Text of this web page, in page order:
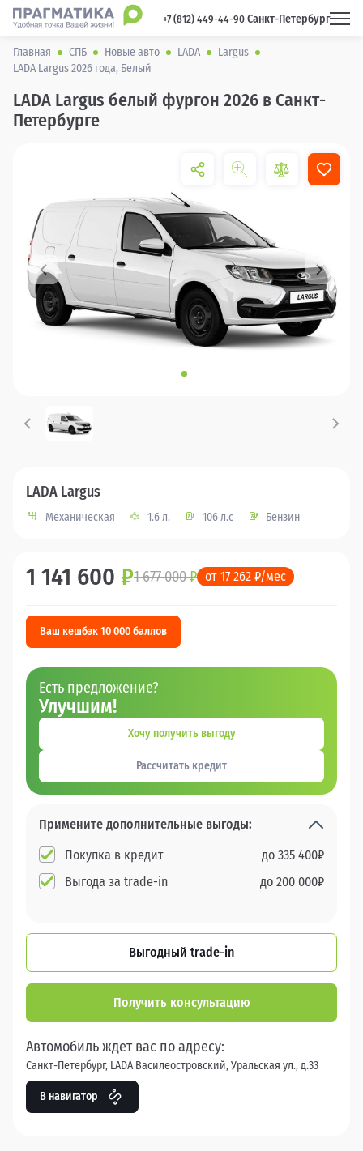
+7 (812) 449-44-90 Санкт-Петербург
Главная СПБ Новые авто LADA
Largus
LADA Largus 2026 года, Белый
LADA Largus белый фургон 2026 в Санкт-
Петербурге
LADA Largus
Механическая 1.6 л. 106 л.с Бензин
1 141 600 ₽1 677 000₽ от 17 262 ₽/мес
Ваш кешбэк 10 000 баллов
Есть предложение?
Улучшим!
Хочу получить выгоду
Рассчитать кредит
Примените дополнительные выгоды:
Покупка в кредит
до 335 400₽
Выгода за trade-in
до 200 000₽
Выгодный trade-in
Получить консультацию
Автомобиль ждет вас по адресу:
Санкт-Петербург, LADA Василеостровский, Уральская ул., д.33
В навигатор